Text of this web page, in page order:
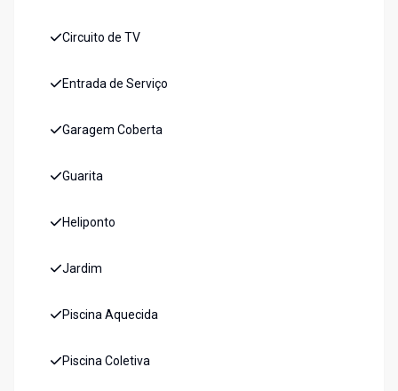
Circuito de TV
Entrada de Serviço
Garagem Coberta
Guarita
Heliponto
Jardim
Piscina Aquecida
Piscina Coletiva